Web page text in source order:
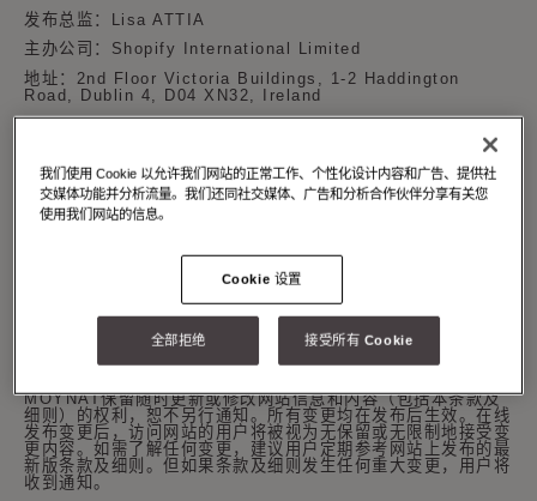
发布总监： Lisa ATTIA
主办公司： Shopify International Limited
地址： 2nd Floor Victoria Buildings, 1-2 Haddington
Road, Dublin 4, D04 XN32, Ireland
电话：+ 353 1 668 6152
1.使用条款及细则的目的
使用条款及细则（以下简称
本条款及细则旨在就网站的使用条款及细则以及访问、浏览或访
用户”）的权利和义务事宜作出规定。
访问网站即表明用户同意每次访问网站时均会遵守本条款及细
则，本条款及细则适用于网站上提供的所有服务。
因此，在使用本网站前，用户必须毫无保留地完全同意本条款及
细则，否则用户不得使用网站。
MOYNAT保留随时更新或修改网站信息和内容（包括本条款及
细则）的权利，恕不另行通知。所有变更均在发布后生效。在线
发布变更后，访问网站的用户将被视为无保留或无限制地接受变
更内容。如需了解任何变更，建议用户定期参考网站上发布的最
新版条款及细则。但如果条款及细则发生任何重大变更，用户将
收到通知。
我们使用 Cookie 以允许我们网站的正常工作、个性化设计内容和广告、提供社
交媒体功能并分析流量。我们还同社交媒体、广告和分析合作伙伴分享有关您
使用我们网站的信息。
Cookie 设置
全部拒绝 接受所有 Cookie